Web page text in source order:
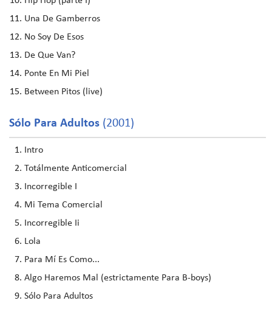
Una De Gamberros
No Soy De Esos
De Que Van?
Ponte En Mi Piel
Between Pitos (live)
Sólo Para Adultos (2001)
Intro
Totálmente Anticomercial
Incorregible I
Mi Tema Comercial
Incorregible Ii
Lola
Para Mí Es Como...
Algo Haremos Mal (estrictamente Para B-boys)
Sólo Para Adultos